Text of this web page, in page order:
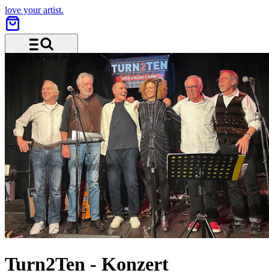
love your artist.
Menu and search
Turn2Ten - Konzert